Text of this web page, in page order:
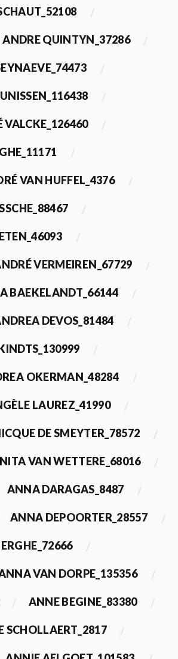
ANDRE QUINTYN_37286
VALCKE_126460
VAN HUFFEL_4376
VERMEIREN_67729
BAEKELANDT_66144
DEVOS_81484
OKERMAN_48284
LAUREZ_41990
DE SMEYTER_78572
VAN WETTERE_68016
ANNA DARAGAS_8487
ANNA DEPOORTER_28557
VAN DORPE_135356
ANNE BEGINE_83380
SCHOLLAERT_2817